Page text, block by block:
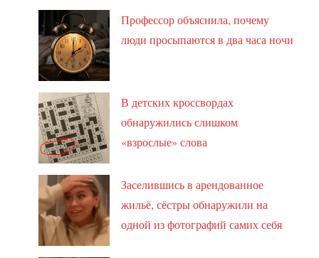
Профессор объяснила, почему
люди просыпаются в два часа ночи
В детских кроссвордах
обнаружились слишком
«взрослые» слова
Заселившись в арендованное
жильё, сёстры обнаружили на
одной из фотографий самих себя